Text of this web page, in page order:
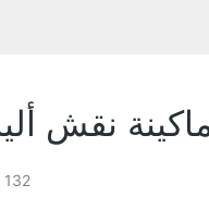
نقش ألياف
132